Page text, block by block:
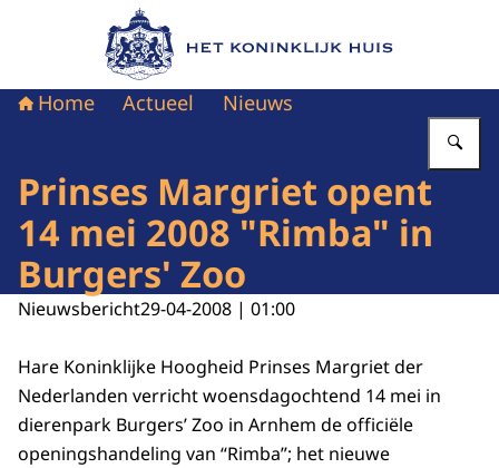
Naar de homepage van Het Koninklijk Huis
Home Actueel Nieuws
Prinses Margriet opent
14 mei 2008 "Rimba" in
Burgers' Zoo
Nieuwsbericht29-04-2008 | 01:00
Hare Koninklijke Hoogheid Prinses Margriet der
Nederlanden verricht woensdagochtend 14 mei in
dierenpark Burgers’ Zoo in Arnhem de officiële
openingshandeling van “Rimba”; het nieuwe